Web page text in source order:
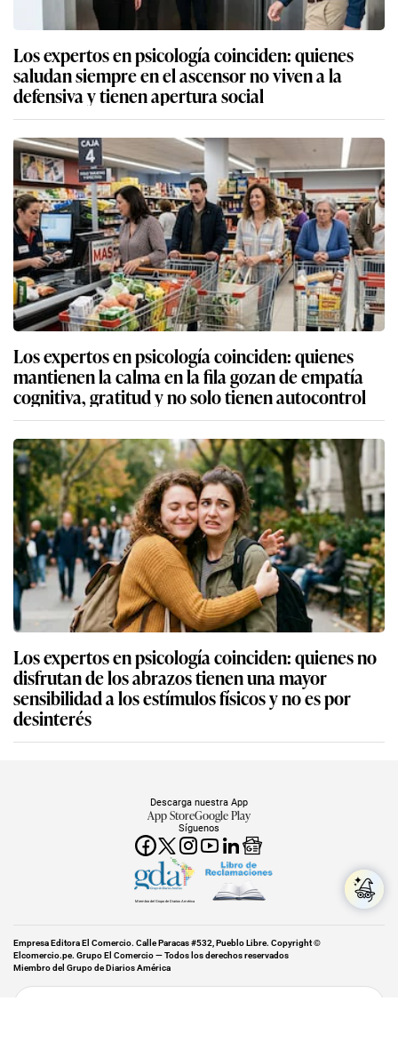
Los expertos en psicología coinciden: quienes
saludan siempre en el ascensor no viven a la
defensiva y tienen apertura social
Los expertos en psicología coinciden: quienes
mantienen la calma en la fila gozan de empatía
cognitiva, gratitud y no solo tienen autocontrol
Los expertos en psicología coinciden: quienes no
disfrutan de los abrazos tienen una mayor
sensibilidad a los estímulos físicos y no es por
desinterés
Síguenos
Descarga nuestra App
App StoreGoogle Play
Miembro del Grupo de Diarios América
Empresa Editora El Comercio. Calle Paracas #532, Pueblo Libre. Copyright ©
Elcomercio.pe. Grupo El Comercio — Todos los derechos reservados
Miembro del Grupo de Diarios América